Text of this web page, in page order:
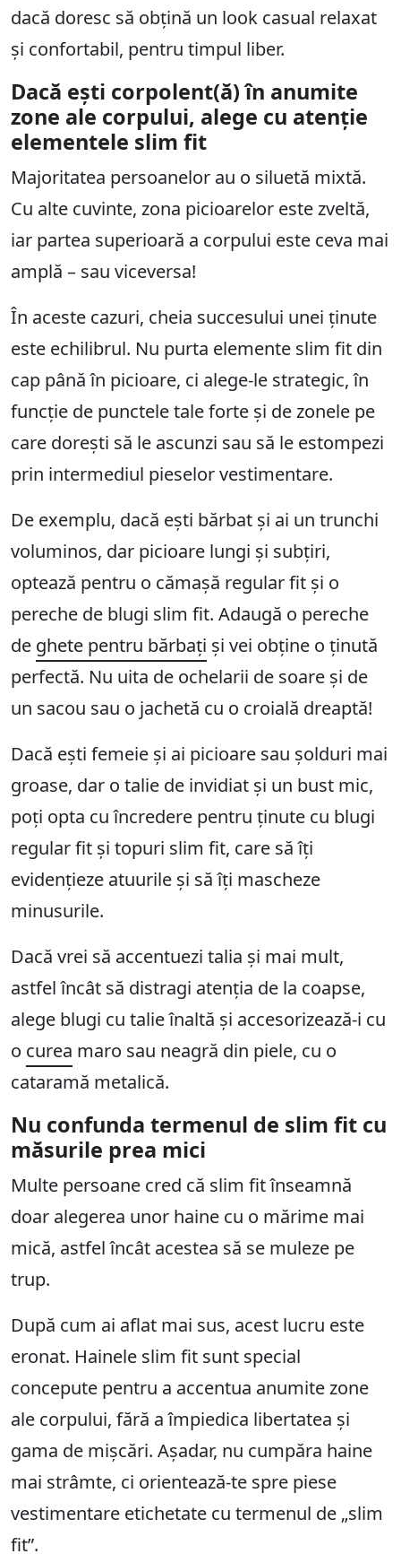
dacă doresc să obțină un look casual relaxat
și confortabil, pentru timpul liber.
Dacă ești corpolent(ă) în anumite
zone ale corpului, alege cu atenție
elementele slim fit
Majoritatea persoanelor au o siluetă mixtă.
Cu alte cuvinte, zona picioarelor este zveltă,
iar partea superioară a corpului este ceva mai
amplă – sau viceversa!
În aceste cazuri, cheia succesului unei ținute
este echilibrul. Nu purta elemente slim fit din
cap până în picioare, ci alege-le strategic, în
funcție de punctele tale forte și de zonele pe
care dorești să le ascunzi sau să le estompezi
prin intermediul pieselor vestimentare.
De exemplu, dacă ești bărbat și ai un trunchi
voluminos, dar picioare lungi și subțiri,
optează pentru o cămașă regular fit și o
pereche de blugi slim fit. Adaugă o pereche
de ghete pentru bărbați și vei obține o ținută
perfectă. Nu uita de ochelarii de soare și de
un sacou sau o jachetă cu o croială dreaptă!
Dacă ești femeie și ai picioare sau șolduri mai
groase, dar o talie de invidiat și un bust mic,
poți opta cu încredere pentru ținute cu blugi
regular fit și topuri slim fit, care să îți
evidențieze atuurile și să îți mascheze
minusurile.
Dacă vrei să accentuezi talia și mai mult,
astfel încât să distragi atenția de la coapse,
alege blugi cu talie înaltă și accesorizează-i cu
o curea maro sau neagră din piele, cu o
cataramă metalică.
Nu confunda termenul de slim fit cu
măsurile prea mici
Multe persoane cred că slim fit înseamnă
doar alegerea unor haine cu o mărime mai
mică, astfel încât acestea să se muleze pe
trup.
După cum ai aflat mai sus, acest lucru este
eronat. Hainele slim fit sunt special
concepute pentru a accentua anumite zone
ale corpului, fără a împiedica libertatea și
gama de mișcări. Așadar, nu cumpăra haine
mai strâmte, ci orientează-te spre piese
vestimentare etichetate cu termenul de „slim
fit”.